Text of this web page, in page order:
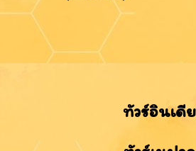
ทัวร์อินเดีย